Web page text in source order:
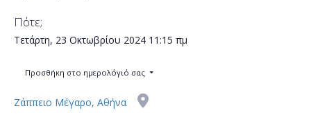
Πότε;
Τετάρτη, 23 Οκτωβρίου 2024 11:15 πμ
Προσθήκη στο ημερολόγιό σας
Ζάππειο Μέγαρο, Αθήνα